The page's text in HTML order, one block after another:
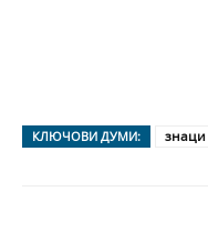
КЛЮЧОВИ ДУМИ: знаци